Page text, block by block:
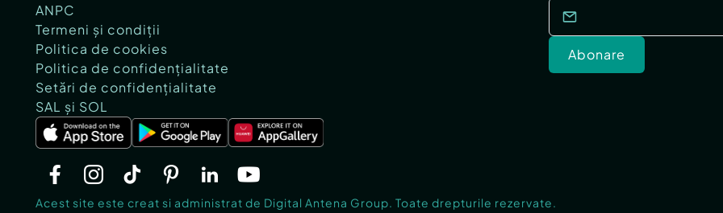
ANPC
Termeni și condiții
Politica de cookies
Politica de confidențialitate
Setări de confidențialitate
SAL și SOL
Abonare
Acest site este creat si administrat de Digital Antena Group. Toate drepturile rezervate.